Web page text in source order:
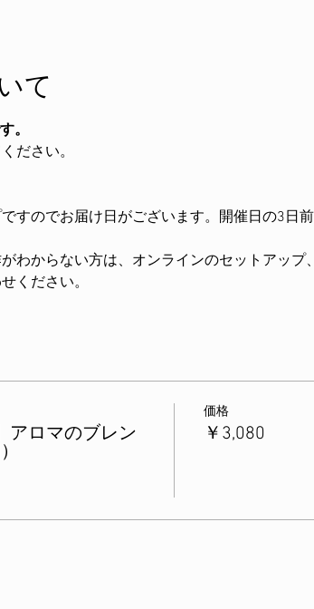
て
。
ださい。
すのでお届け日がございます。開催日の3日
わからない方は、オンラインのセットアップ
ください。
アロマのブレン
価格
￥3,080